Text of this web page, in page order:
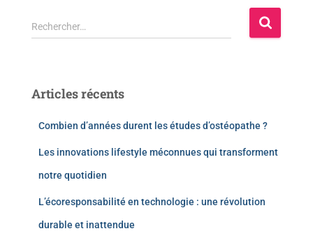
Rechercher…
Articles récents
Combien d’années durent les études d’ostéopathe ?
Les innovations lifestyle méconnues qui transforment
notre quotidien
L’écoresponsabilité en technologie : une révolution
durable et inattendue